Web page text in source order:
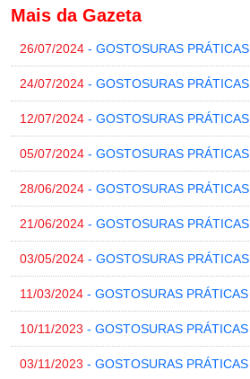
Mais da Gazeta
26/07/2024 - GOSTOSURAS PRÁTICAS
24/07/2024 - GOSTOSURAS PRÁTICAS
12/07/2024 - GOSTOSURAS PRÁTICAS
05/07/2024 - GOSTOSURAS PRÁTICAS
28/06/2024 - GOSTOSURAS PRÁTICAS
21/06/2024 - GOSTOSURAS PRÁTICAS
03/05/2024 - GOSTOSURAS PRÁTICAS
11/03/2024 - GOSTOSURAS PRÁTICAS
10/11/2023 - GOSTOSURAS PRÁTICAS
03/11/2023 - GOSTOSURAS PRÁTICAS